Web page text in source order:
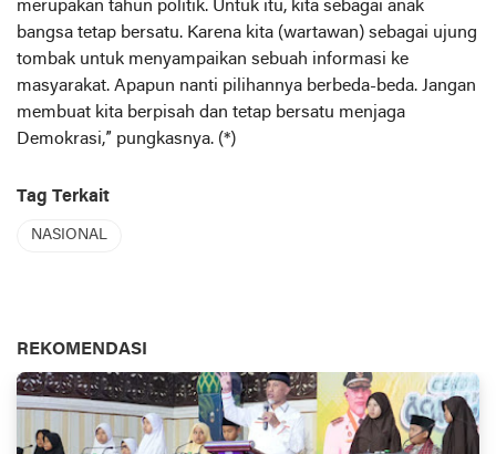
merupakan tahun politik. Untuk itu, kita sebagai anak
bangsa tetap bersatu. Karena kita (wartawan) sebagai ujung
tombak untuk menyampaikan sebuah informasi ke
masyarakat. Apapun nanti pilihannya berbeda-beda. Jangan
membuat kita berpisah dan tetap bersatu menjaga
Demokrasi,” pungkasnya. (*)
Tag Terkait
NASIONAL
REKOMENDASI